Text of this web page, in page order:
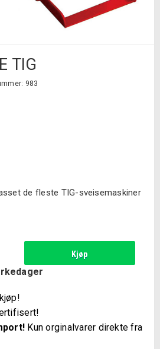
TIG
983
de fleste TIG-sveisemaskiner
Kjøp
Kun orginalvarer direkte fra